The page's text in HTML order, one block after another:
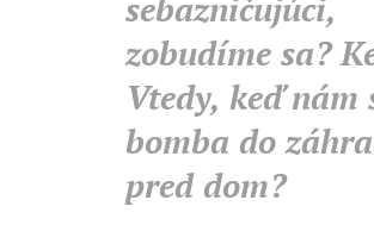
sebazničujúci,
zobudíme sa?
Vtedy, keď nám
bomba do
pred dom?